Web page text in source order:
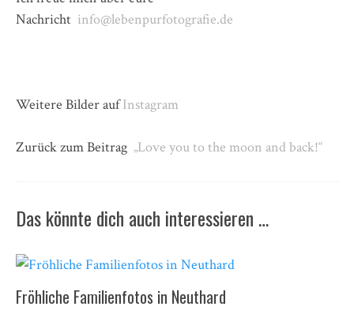
Nachricht info@lebenpurfotografie.de
Weitere Bilder aufInstagram
Zurück zum Beitrag „Love you to the moon and back!“
Das könnte dich auch interessieren …
Fröhliche Familienfotos in Neuthard